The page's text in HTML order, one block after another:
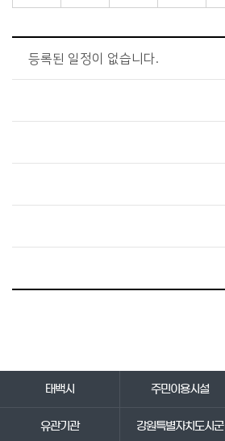
등록된 일정이 없습니다.
태백시 주민이용시설
유관기관 강원특별자치도시군